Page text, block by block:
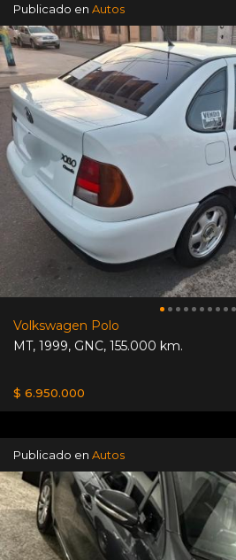
Publicado en Autos
Volkswagen Polo
MT, 1999, GNC, 155.000 km.
$ 6.950.000
Publicado en Autos